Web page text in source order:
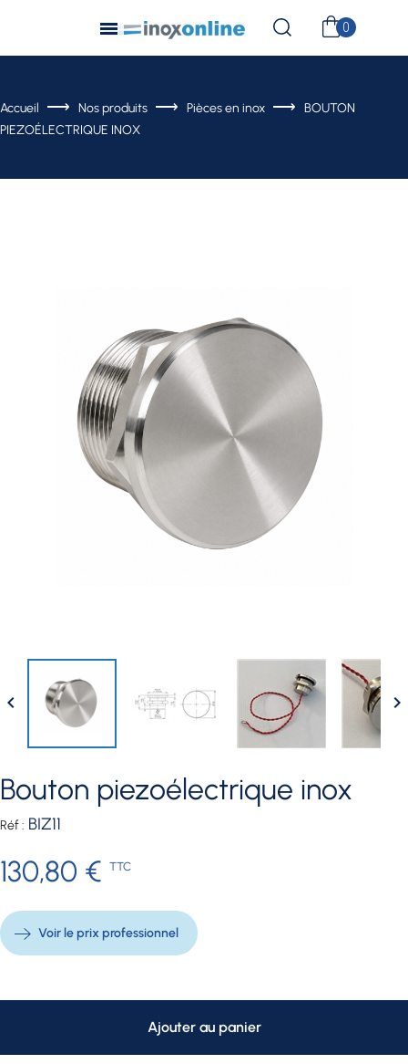
Accueil Nos produits Pièces en inox
BOUTON
PIEZOÉLECTRIQUE INOX
 
bouton piezoélectrique inox
Réf : BIZ11
130,80 € TTC
Voir le prix professionnel
Ajouter au panier